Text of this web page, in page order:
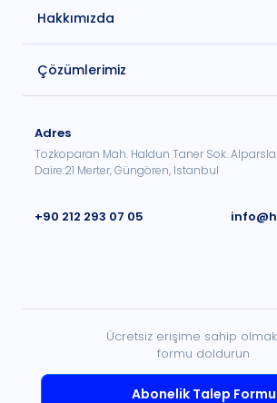
Hakkımızda
Çözümlerimiz
Adres
Tozkoparan Mah. Haldun Taner Sok.
Daire:21 Merter, Güngören, İstanbul
+90 212 293 07 05
Ücretsiz erişime sahip
formu doldurun
Abonelik Talep Formu